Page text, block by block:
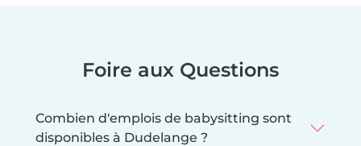
Foire aux Questions
Combien d'emplois de babysitting sont
disponibles à Dudelange ?